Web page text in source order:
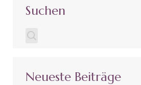
Suchen
Neueste Beiträge